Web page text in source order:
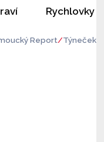
Rychlovky
Report Týneček